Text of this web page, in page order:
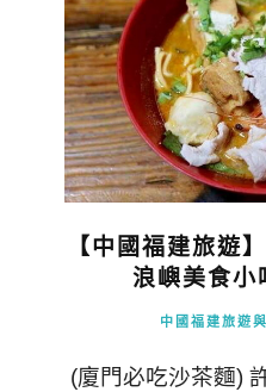
【中國福建旅遊
浪嶼美食
中國福建旅遊
(廈門必吃沙茶麵)